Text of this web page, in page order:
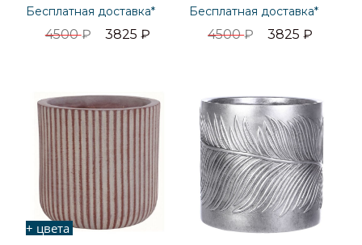
Бесплатная доставка*
4500₽ 3825 ₽
Бесплатная доставка*
4500₽ 3825₽
+ цвета